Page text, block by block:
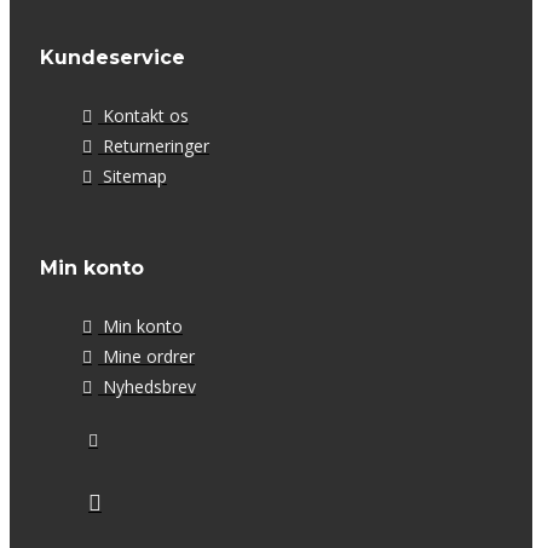
Kundeservice
Kontakt os
Returneringer
Sitemap
Min konto
Min konto
Mine ordrer
Nyhedsbrev